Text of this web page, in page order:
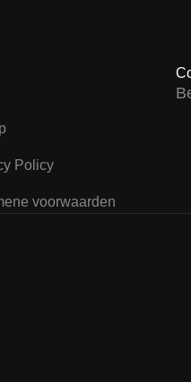
Policy
voorwaarden